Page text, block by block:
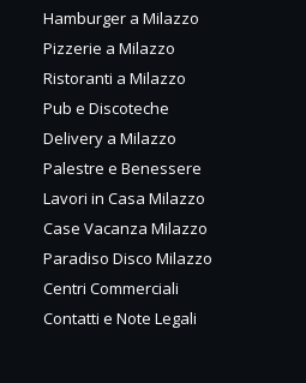
Hamburger a Milazzo
Pizzerie a Milazzo
Ristoranti a Milazzo
Pub e Discoteche
Delivery a Milazzo
Palestre e Benessere
Lavori in Casa Milazzo
Case Vacanza Milazzo
Paradiso Disco Milazzo
Centri Commerciali
Contatti e Note Legali